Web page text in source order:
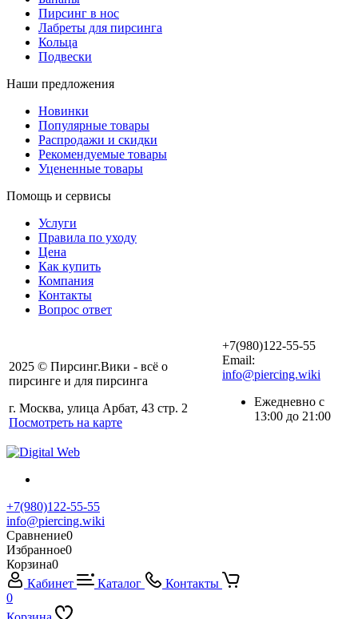
Пирсинг в нос
Лабреты для пирсинга
Кольца
Подвески
Наши предложения
Новинки
Популярные товары
Распродажи и скидки
Рекомендуемые товары
Уцененные товары
Помощь и сервисы
Услуги
Правила по уходу
Цена
Как купить
Компания
Контакты
Вопрос ответ
2025 © Пирсинг.Вики - всё о
пирсинге и для пирсинга
г. Москва, улица Арбат, 43 стр. 2
Посмотреть на карте
+7(980)122-55-55
Email:
info@piercing.wiki
Ежедневно с
13:00 до 21:00
+7(980)122-55-55
info@piercing.wiki
Сравнение0
Избранное0
Корзина0
Кабинет
Каталог
Контакты
0